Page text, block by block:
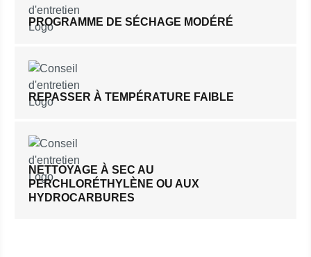
PROGRAMME DE SÉCHAGE MODÉRÉ
REPASSER À TEMPÉRATURE FAIBLE
NETTOYAGE À SEC AU
PERCHLORÉTHYLÈNE OU AUX
HYDROCARBURES